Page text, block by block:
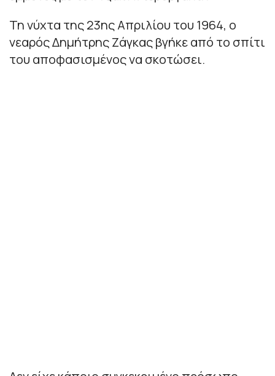
Τη νύχτα της 23ης Απριλίου του 1964, ο
νεαρός Δημήτρης Ζάγκας βγήκε από το σπίτι
του αποφασισμένος να σκοτώσει.